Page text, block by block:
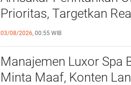
Prioritas, Targetkan
Lampaui 50 Persen
03/08/2026, 00:55 WIB
Manajemen Luxor Spa
Minta Maaf, Konten